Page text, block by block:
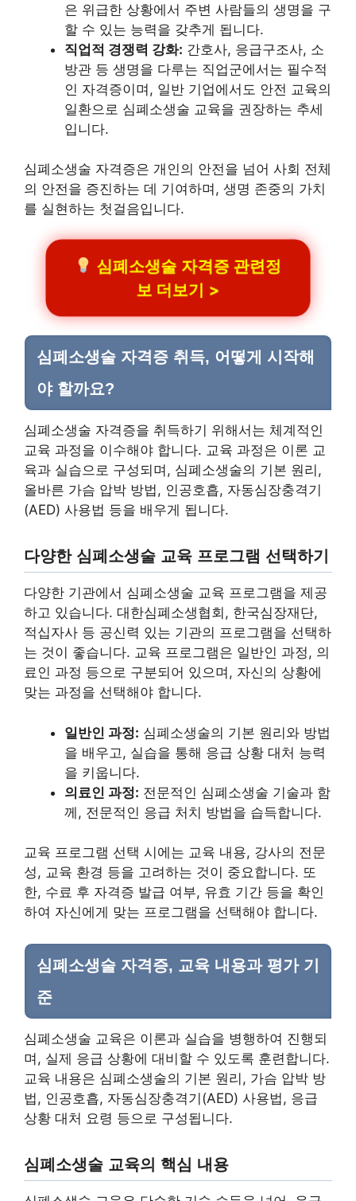
은 위급한 상황에서 주변 사람들의 생명을 구
할 수 있는 능력을 갖추게 됩니다.
직업적 경쟁력 강화: 간호사, 응급구조사, 소
방관 등 생명을 다루는 직업군에서는 필수적
인 자격증이며, 일반 기업에서도 안전 교육의
일환으로 심폐소생술 교육을 권장하는 추세
입니다.
심폐소생술 자격증은 개인의 안전을 넘어 사회 전체
의 안전을 증진하는 데 기여하며, 생명 존중의 가치
를 실현하는 첫걸음입니다.
심폐소생술 자격증 관련정
보 더보기 >
심폐소생술 자격증 취득, 어떻게 시작해
야 할까요?
심폐소생술 자격증을 취득하기 위해서는 체계적인
교육 과정을 이수해야 합니다. 교육 과정은 이론 교
육과 실습으로 구성되며, 심폐소생술의 기본 원리,
올바른 가슴 압박 방법, 인공호흡, 자동심장충격기
(AED) 사용법 등을 배우게 됩니다.
다양한 심폐소생술 교육 프로그램 선택하기
다양한 기관에서 심폐소생술 교육 프로그램을 제공
하고 있습니다. 대한심폐소생협회, 한국심장재단,
적십자사 등 공신력 있는 기관의 프로그램을 선택하
는 것이 좋습니다. 교육 프로그램은 일반인 과정, 의
료인 과정 등으로 구분되어 있으며, 자신의 상황에
맞는 과정을 선택해야 합니다.
일반인 과정: 심폐소생술의 기본 원리와 방법
을 배우고, 실습을 통해 응급 상황 대처 능력
을 키웁니다.
의료인 과정: 전문적인 심폐소생술 기술과 함
께, 전문적인 응급 처치 방법을 습득합니다.
교육 프로그램 선택 시에는 교육 내용, 강사의 전문
성, 교육 환경 등을 고려하는 것이 중요합니다. 또
한, 수료 후 자격증 발급 여부, 유효 기간 등을 확인
하여 자신에게 맞는 프로그램을 선택해야 합니다.
심폐소생술 자격증, 교육 내용과 평가 기
준
심폐소생술 교육은 이론과 실습을 병행하여 진행되
며, 실제 응급 상황에 대비할 수 있도록 훈련합니다.
교육 내용은 심폐소생술의 기본 원리, 가슴 압박 방
법, 인공호흡, 자동심장충격기(AED) 사용법, 응급
상황 대처 요령 등으로 구성됩니다.
심폐소생술 교육의 핵심 내용